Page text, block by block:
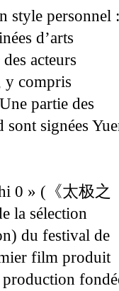
style personnel :
d’arts
acteurs
y compris
partie des
sont signées
0 » ( 《太极之
la sélection
du festival de
film produit